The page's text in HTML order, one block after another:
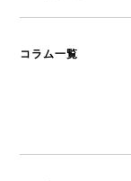
コラム一覧